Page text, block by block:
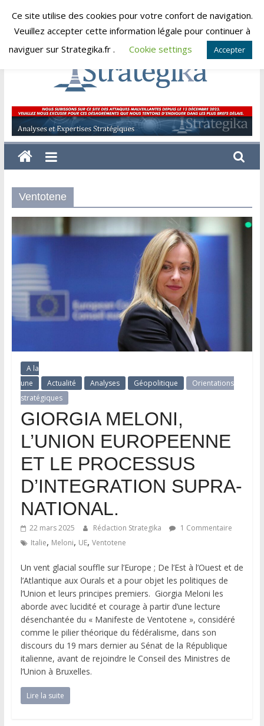
Skip
dimanche, août 9, 2026
Strategika
Expertise
et
Analyses
Ventotene
A la
une
Actualité Analyses Géopolitique
Orientations
stratégiques
GIORGIA MELONI,
L’UNION EUROPEENNE
ET LE PROCESSUS
D’INTEGRATION SUPRA-
NATIONAL.
22 mars 2025 Rédaction Strategika
1 Commentaire
Italie, Meloni, UE, Ventotene
Un vent glacial souffle sur l’Europe ; De l’Est à l’Ouest et de
l’Atlantique aux Ourals et a pour objet les politiques de
l’Union et leurs principes premiers. Giorgia Meloni les
aborde avec lucidité et courage à partir d’une lecture
désenchantée du « Manifeste de Ventotene », considéré
comme le pilier théorique du fédéralisme, dans son
discours du 19 mars dernier au Sénat de la République
italienne, avant de rejoindre le Conseil des Ministres de
l’Union à Bruxelles.
Lire la suite
Ce site utilise des cookies pour votre confort de navigation.
Veuillez accepter cette information légale pour continuer à
naviguer sur Strategika.fr .
Cookie settings Accepter